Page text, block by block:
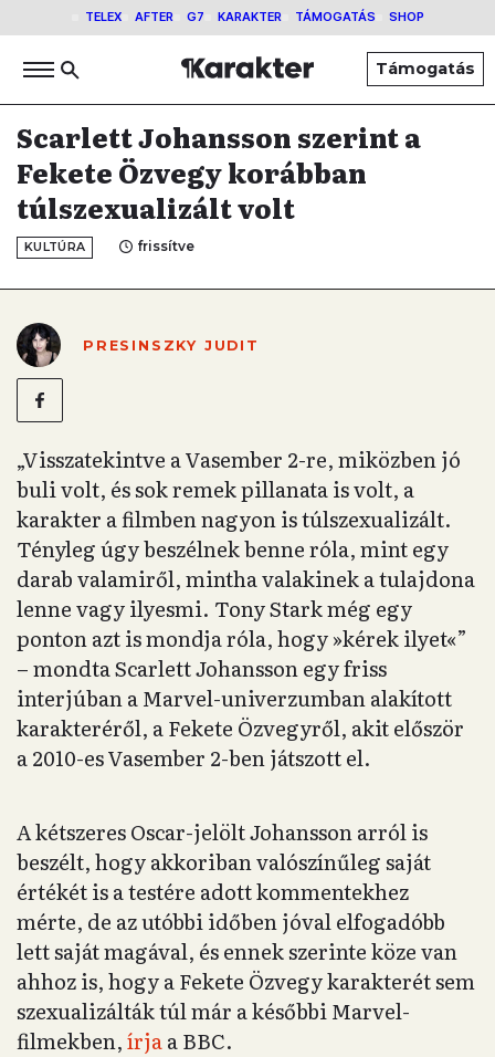
TELEX AFTER G7 KARAKTER TÁMOGATÁS SHOP
Támogatás
Scarlett Johansson szerint a
Fekete Özvegy korábban
túlszexualizált volt
KULTÚRA frissítve
PRESINSZKY JUDIT
„Visszatekintve a Vasember 2-re, miközben jó
buli volt, és sok remek pillanata is volt, a
karakter a filmben nagyon is túlszexualizált.
Tényleg úgy beszélnek benne róla, mint egy
darab valamiről, mintha valakinek a tulajdona
lenne vagy ilyesmi. Tony Stark még egy
ponton azt is mondja róla, hogy »kérek ilyet«️”
– mondta Scarlett Johansson egy friss
interjúban a Marvel-univerzumban alakított
karakteréről, a Fekete Özvegyről, akit először
a 2010-es Vasember 2-ben játszott el.
A kétszeres Oscar-jelölt Johansson arról is
beszélt, hogy akkoriban valószínűleg saját
értékét is a testére adott kommentekhez
mérte, de az utóbbi időben jóval elfogadóbb
lett saját magával, és ennek szerinte köze van
ahhoz is, hogy a Fekete Özvegy karakterét sem
szexualizálták túl már a későbbi Marvel-
filmekben,írjaa BBC.